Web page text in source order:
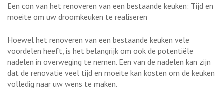
Een con van het renoveren van een bestaande keuken: Tijd en
moeite om uw droomkeuken te realiseren
Hoewel het renoveren van een bestaande keuken vele
voordelen heeft, is het belangrijk om ook de potentiële
nadelen in overweging te nemen. Een van de nadelen kan zijn
dat de renovatie veel tijd en moeite kan kosten om de keuken
volledig naar uw wens te maken.